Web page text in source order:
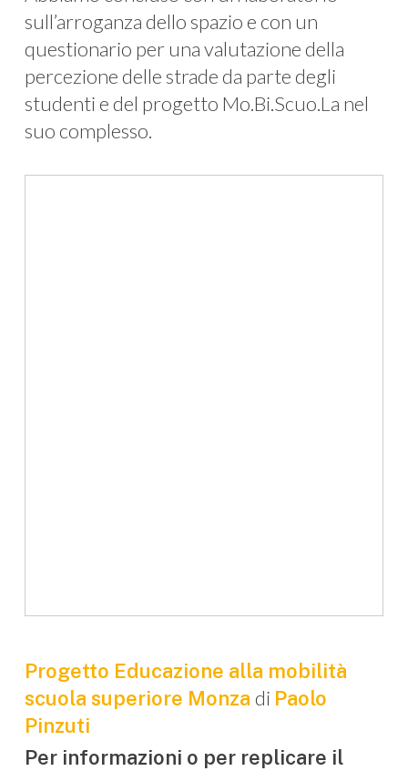
sull’arroganza dello spazio e con un
questionario per una valutazione della
percezione delle strade da parte degli
studenti e del progetto Mo.Bi.Scuo.La nel
suo complesso.
Progetto Educazione alla mobilità
scuola superiore Monza di Paolo
Pinzuti
Per informazioni o per replicare il